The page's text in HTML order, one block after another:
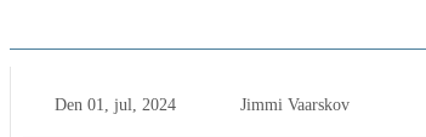
Den 01, jul, 2024 Jimmi Vaarskov